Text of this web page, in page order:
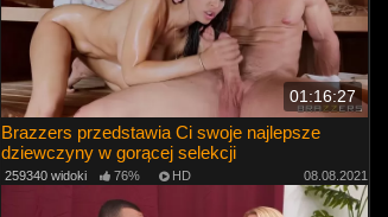
01:16:27
Brazzers przedstawia Ci swoje najlepsze
dziewczyny w gorącej selekcji
259340 widoki 76% HD 08.08.2021